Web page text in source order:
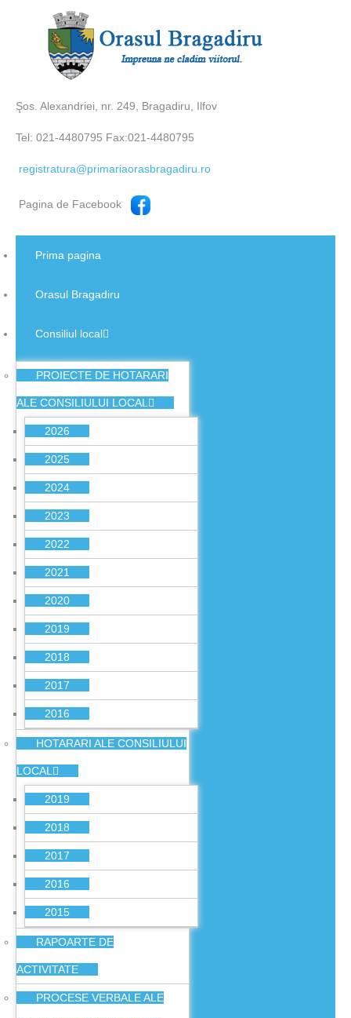
Şos. Alexandriei, nr. 249, Bragadiru, Ilfov
Tel: 021-4480795 Fax:021-4480795
registratura@primariaorasbragadiru.ro
Pagina de Facebook
Prima pagina
Orasul Bragadiru
Consiliul local
PROIECTE DE HOTARARI
ALE CONSILIULUI LOCAL
2026
2025
2024
2023
2022
2021
2020
2019
2018
2017
2016
HOTARARI ALE CONSILIULUI
LOCAL
2019
2018
2017
2016
2015
RAPOARTE DE
ACTIVITATE
PROCESE VERBALE ALE